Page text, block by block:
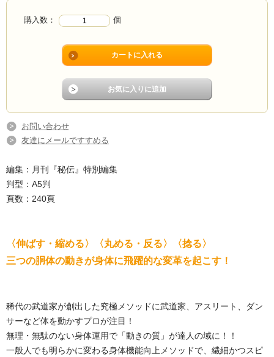
購入数： 個
お問い合わせ
友達にメールですすめる
編集：月刊『秘伝』特別編集
判型：A5判
頁数：240頁
〈伸ばす・縮める〉〈丸める・反る〉〈捻る〉
三つの胴体の動きが身体に飛躍的な変革を起こす！
稀代の武道家が創出した究極メソッドに武道家、アスリート、ダン
サーなど体を動かすプロが注目！
無理・無駄のない身体運用で「動きの質」が達人の域に！！
一般人でも明らかに変わる身体機能向上メソッドで、繊細かつスピ